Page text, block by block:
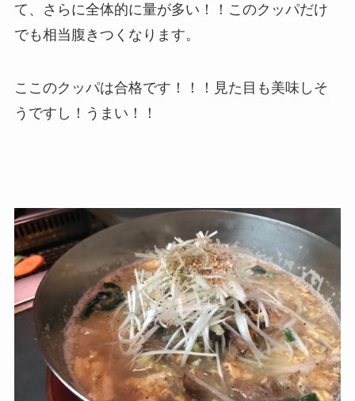
て、さらに全体的に量が多い！！このクッパだけ
でも相当腹きつくなります。
ここのクッパは合格です！！！見た目も美味しそ
うですし！うまい！！